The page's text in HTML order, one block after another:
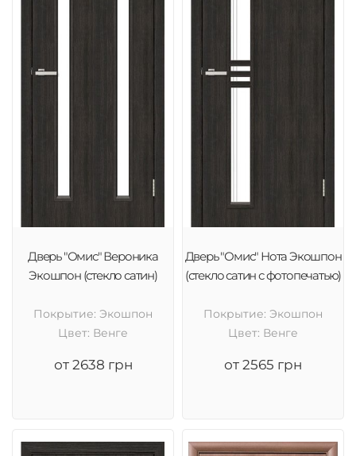
Дверь "Омис" Вероника
Экошпон (стекло сатин)
Покрытие: Экошпон
Цвет: Венге
от 2638 грн
Дверь "Омис" Нота Экошпон
(стекло сатин с фотопечатью)
Покрытие: Экошпон
Цвет: Венге
от 2565 грн